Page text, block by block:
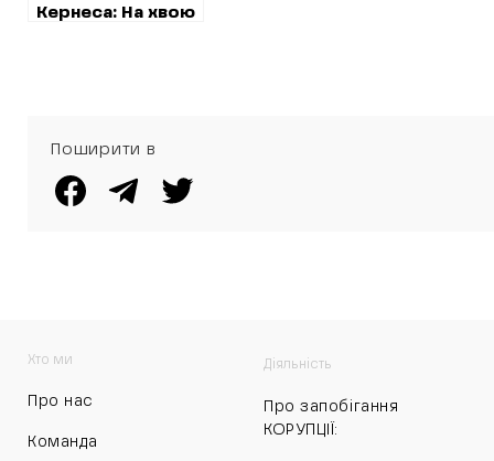
Кернеса: На хвою
Поширити в
Хто ми
Про нас
Команда
Діяльність
Про запобігання
КОРУПЦІЇ: